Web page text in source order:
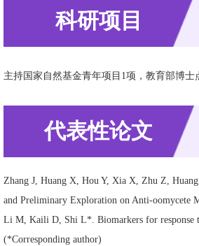
科研项目
主持国家自然基金青年项目1项，教育部博
代表性论文
Zhang J, Huang X, Hou Y, Xia X, Zhu Z,
and Preliminary Exploration on Anti-oomycete
Li M, Kaili D, Shi L*. Biomarkers for response
(*Corresponding author)